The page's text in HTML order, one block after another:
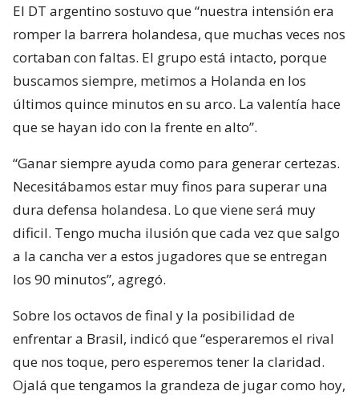
El DT argentino sostuvo que “nuestra intensión era
romper la barrera holandesa, que muchas veces nos
cortaban con faltas. El grupo está intacto, porque
buscamos siempre, metimos a Holanda en los
últimos quince minutos en su arco. La valentía hace
que se hayan ido con la frente en alto”.
“Ganar siempre ayuda como para generar certezas.
Necesitábamos estar muy finos para superar una
dura defensa holandesa. Lo que viene será muy
dificil. Tengo mucha ilusión que cada vez que salgo
a la cancha ver a estos jugadores que se entregan
los 90 minutos”, agregó.
Sobre los octavos de final y la posibilidad de
enfrentar a Brasil, indicó que “esperaremos el rival
que nos toque, pero esperemos tener la claridad.
Ojalá que tengamos la grandeza de jugar como hoy,